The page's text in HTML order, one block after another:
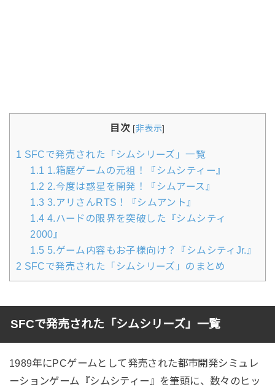
目次 [非表示]
1 SFCで発売された「シムシリーズ」一覧
1.1 1.箱庭ゲームの元祖！『シムシティー』
1.2 2.今度は惑星を開発！『シムアース』
1.3 3.アリさんRTS！『シムアント』
1.4 4.ハードの限界を突破した『シムシティ
2000』
1.5 5.ゲーム内容もお子様向け？『シムシティJr.』
2 SFCで発売された「シムシリーズ」のまとめ
SFCで発売された「シムシリーズ」一覧
1989年にPCゲームとして発売された都市開発シミュレ
ーションゲーム『シムシティー』を筆頭に、数々のヒッ